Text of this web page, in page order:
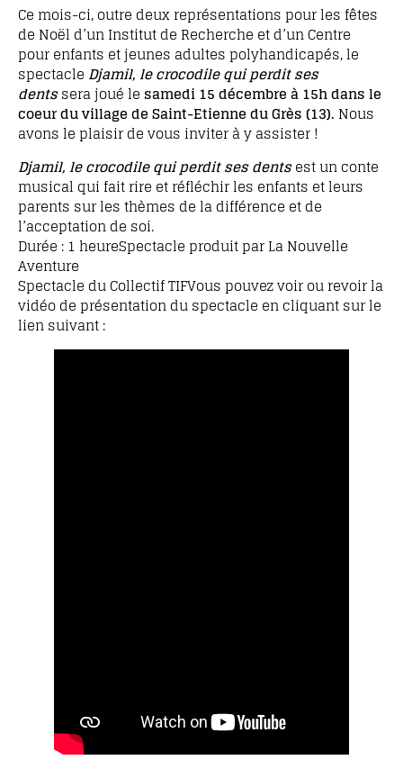
Ce mois-ci, outre deux représentations pour les fêtes
de Noël d’un Institut de Recherche et d’un Centre
pour enfants et jeunes adultes polyhandicapés, le
spectacle Djamil, le crocodile qui perdit ses
dentssera joué le samedi 15 décembre à 15h dans le
coeur du village de Saint-Etienne du Grès (13). Nous
avons le plaisir de vous inviter à y assister !
Djamil, le crocodile qui perdit ses dentsest un conte
musical qui fait rire et réfléchir les enfants et leurs
parents sur les thèmes de la différence et de
l’acceptation de soi.
Durée : 1 heureSpectacle produit par La Nouvelle
Aventure
Spectacle du Collectif TIFVous pouvez voir ou revoir la
vidéo de présentation du spectacle en cliquant sur le
lien suivant :